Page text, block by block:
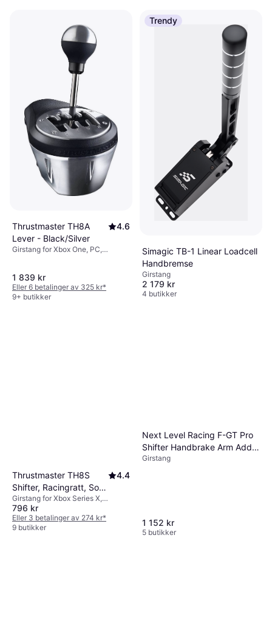
Thrustmaster TH8A
Lever - Black/Silver
4.6
Girstang for Xbox One, PC,
1 839 kr
Eller 6 betalinger av 325 kr*
9+ butikker
Trendy
Simagic TB-1 Linear Loadcell
Handbremse
Girstang
2 179 kr
4 butikker
Thrustmaster TH8S
Shifter, Racingratt, Sort,
Rød, 130 mm, 220 mm,
240 mm, 600 g
4.4
Girstang for Xbox Series X,
PlayStation 5, PlayStation 4, Xbox
One, PC
796 kr
Eller 3 betalinger av 274 kr*
9 butikker
Next Level Racing F-GT Pro
Shifter Handbrake Arm Add-
on
Girstang
1 152 kr
5 butikker